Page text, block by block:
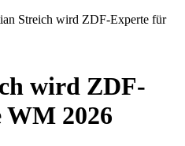
Streich wird ZDF-Experte für
wird ZDF-
2026